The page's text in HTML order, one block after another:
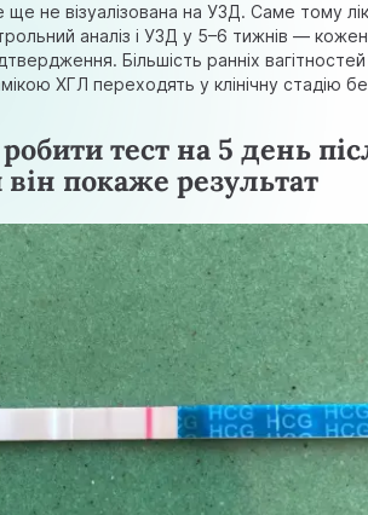
не візуалізована на УЗД. Саме тому
аналіз і УЗД у 5–6 тижнів —
Більшість ранніх вагітностей
ХГЛ переходять у клінічну стадію
тест на 5 день
покаже результат